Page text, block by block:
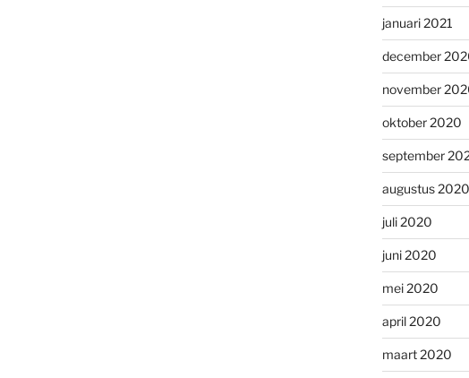
januari 2021
december
november
oktober 2020
september
augustus 2020
juli 2020
juni 2020
mei 2020
april 2020
maart 2020